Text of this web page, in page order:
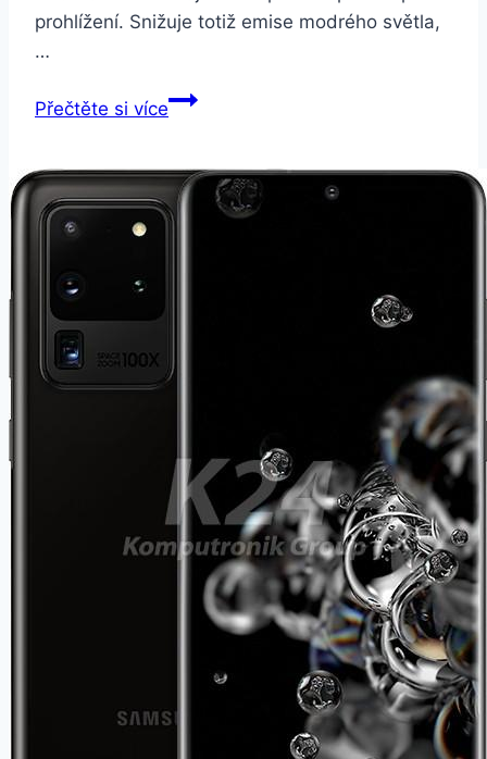
prohlížení. Snižuje totiž emise modrého světla,
…
Přečtěte si víceHonor
GB
Dual